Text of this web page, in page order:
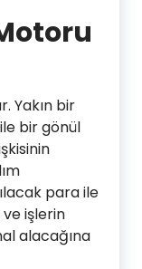
Yakın bir
bir gönül
para ile
işlerin
alacağına